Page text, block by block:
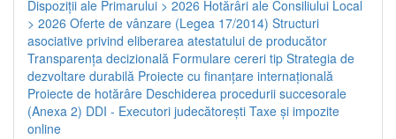
Dispoziţii ale Primarului > 2026 Hotărâri ale Consiliului Local
> 2026 Oferte de vânzare (Legea 17/2014) Structuri
asociative privind eliberarea atestatului de producător
Transparenţa decizională Formulare cereri tip Strategia de
dezvoltare durabilă Proiecte cu finanţare internaţională
Proiecte de hotărâre Deschiderea procedurii succesorale
(Anexa 2) DDI - Executori judecătorești Taxe şi impozite
online